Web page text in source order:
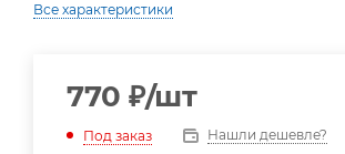
Все характеристики
770 ₽/шт
Под заказ Нашли дешевле?